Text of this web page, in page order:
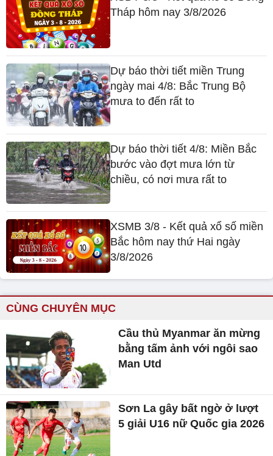
Tháp hôm nay 3/8/2026
Dự báo thời tiết miền Trung
ngày mai 4/8: Bắc Trung Bộ
mưa to đến rất to
Dự báo thời tiết 4/8: Miền Bắc
bước vào đợt mưa lớn từ
chiều, có nơi mưa rất to
XSMB 3/8 - Kết quả xổ số miền
Bắc hôm nay thứ Hai ngày
3/8/2026
CÙNG CHUYÊN MỤC
Cầu thủ Myanmar ăn mừng
bằng tấm ảnh với ngôi sao
Man Utd
Sơn La gây bất ngờ ở lượt
5 giải U16 nữ Quốc gia 2026